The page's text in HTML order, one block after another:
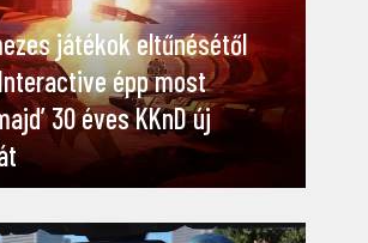
játékok eltűnésétől
épp most
30 éves KKnD új